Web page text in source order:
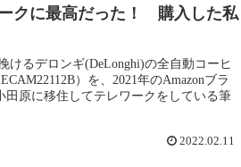
クに最高だった！ 購入した私
けるデロンギ(DeLonghi)の全自動コーヒ
）を、2021年のAmazonブラ
原に移住してテレワークをしている筆
2022.02.11